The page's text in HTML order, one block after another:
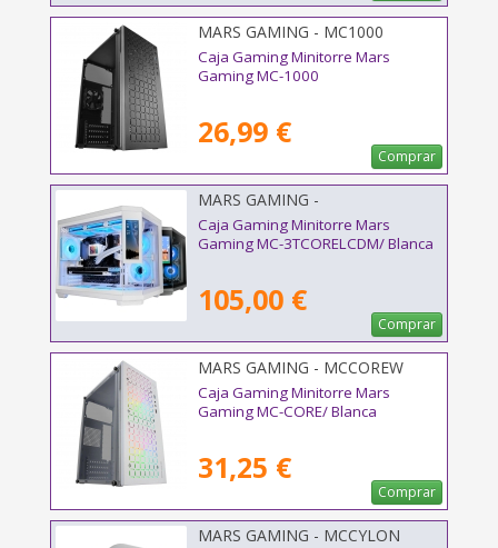
MARS GAMING - MC1000
Caja Gaming Minitorre Mars
Gaming MC-1000
26,99 €
Comprar
MARS GAMING -
MC3TCORELCDMW
Caja Gaming Minitorre Mars
Gaming MC-3TCORELCDM/ Blanca
105,00 €
Comprar
MARS GAMING - MCCOREW
Caja Gaming Minitorre Mars
Gaming MC-CORE/ Blanca
31,25 €
Comprar
MARS GAMING - MCCYLON